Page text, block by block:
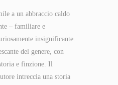
a un abbraccio caldo
– familiare e
insignificante.
del genere, con
e finzione. Il
intreccia una storia